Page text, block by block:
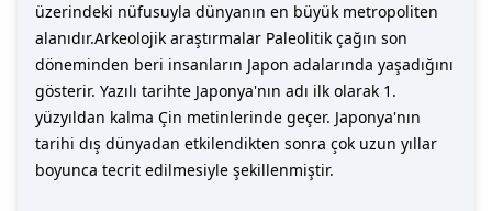
üzerindeki nüfusuyla dünyanın en büyük metropoliten
alanıdır.Arkeolojik araştırmalar Paleolitik çağın son
döneminden beri insanların Japon adalarında yaşadığını
gösterir. Yazılı tarihte Japonya'nın adı ilk olarak 1.
yüzyıldan kalma Çin metinlerinde geçer. Japonya'nın
tarihi dış dünyadan etkilendikten sonra çok uzun yıllar
boyunca tecrit edilmesiyle şekillenmiştir.